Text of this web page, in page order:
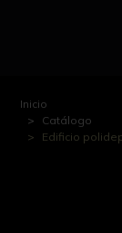
Inicio
Catálogo
Edificio